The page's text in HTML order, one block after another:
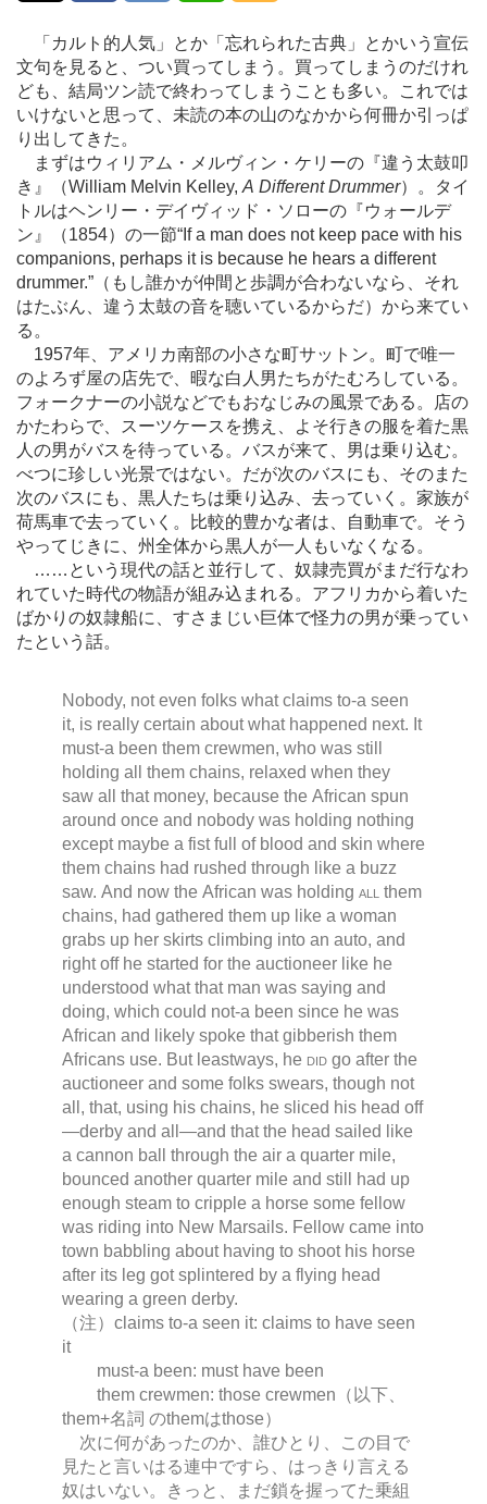
「カルト的人気」とか「忘れられた古典」とかいう宣伝
文句を見ると、つい買ってしまう。買ってしまうのだけれ
ども、結局ツン読で終わってしまうことも多い。これでは
いけないと思って、未読の本の山のなかから何冊か引っぱ
り出してきた。
まずはウィリアム・メルヴィン・ケリーの『違う太鼓叩
き』（William Melvin Kelley, A Different Drummer）。タイ
トルはヘンリー・デイヴィッド・ソローの『ウォールデ
ン』（1854）の一節“If a man does not keep pace with his
companions, perhaps it is because he hears a different
drummer.”（もし誰かが仲間と歩調が合わないなら、それ
はたぶん、違う太鼓の音を聴いているからだ）から来てい
る。
1957年、アメリカ南部の小さな町サットン。町で唯一
のよろず屋の店先で、暇な白人男たちがたむろしている。
フォークナーの小説などでもおなじみの風景である。店の
かたわらで、スーツケースを携え、よそ行きの服を着た黒
人の男がバスを待っている。バスが来て、男は乗り込む。
べつに珍しい光景ではない。だが次のバスにも、そのまた
次のバスにも、黒人たちは乗り込み、去っていく。家族が
荷馬車で去っていく。比較的豊かな者は、自動車で。そう
やってじきに、州全体から黒人が一人もいなくなる。
… …という現代の話と並行して、奴隷売買がまだ行なわ
れていた時代の物語が組み込まれる。アフリカから着いた
ばかりの奴隷船に、すさまじい巨体で怪力の男が乗ってい
たという話。
Nobody, not even folks what claims to-a seen
it, is really certain about what happened next. It
must-a been them crewmen, who was still
holding all them chains, relaxed when they
saw all that money, because the African spun
around once and nobody was holding nothing
except maybe a fist full of blood and skin where
them chains had rushed through like a buzz
saw. And now the African was holding all them
chains, had gathered them up like a woman
grabs up her skirts climbing into an auto, and
right off he started for the auctioneer like he
understood what that man was saying and
doing, which could not-a been since he was
African and likely spoke that gibberish them
Africans use. But leastways, he didgo after the
auctioneer and some folks swears, though not
all, that, using his chains, he sliced his head off
—derby and all—and that the head sailed like
a cannon ball through the air a quarter mile,
bounced another quarter mile and still had up
enough steam to cripple a horse some fellow
was riding into New Marsails. Fellow came into
town babbling about having to shoot his horse
after its leg got splintered by a flying head
wearing a green derby.
（注）claims to-a seen it: claims to have seen
it
must-a been: must have been
them crewmen: those crewmen（以下、
them+名詞 のthemはthose）
次に何があったのか、誰ひとり、この目で
見たと言いはる連中ですら、はっきり言える
奴はいない。きっと、まだ鎖を握ってた乗組